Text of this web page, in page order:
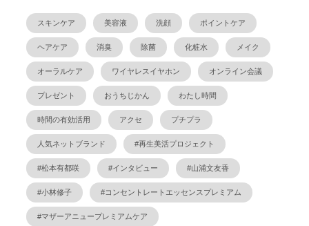
スキンケア 美容液 洗顔 ポイントケア
ヘアケア 消臭 除菌 化粧水 メイク
オーラルケア ワイヤレスイヤホン オンライン会議
プレゼント おうちじかん わたし時間
時間の有効活用 アクセ プチプラ
人気ネットブランド #再生美活プロジェクト
#松本有都咲 #インタビュー #山浦文友香
#小林修子 #コンセントレートエッセンスプレミアム
#マザーアニュープレミアムケア